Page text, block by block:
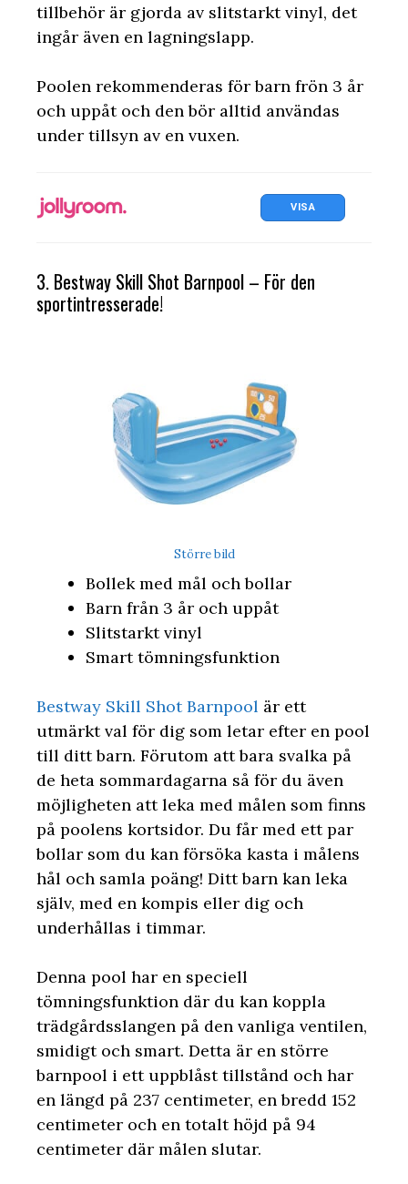
tillbehör är gjorda av slitstarkt vinyl, det
ingår även en lagningslapp.
Poolen rekommenderas för barn frön 3 år
och uppåt och den bör alltid användas
under tillsyn av en vuxen.
VISA
3. Bestway Skill Shot Barnpool – För den
sportintresserade!
Större bild
Bollek med mål och bollar
Barn från 3 år och uppåt
Slitstarkt vinyl
Smart tömningsfunktion
Bestway Skill Shot Barnpool är ett
utmärkt val för dig som letar efter en pool
till ditt barn. Förutom att bara svalka på
de heta sommardagarna så för du även
möjligheten att leka med målen som finns
på poolens kortsidor. Du får med ett par
bollar som du kan försöka kasta i målens
hål och samla poäng! Ditt barn kan leka
själv, med en kompis eller dig och
underhållas i timmar.
Denna pool har en speciell
tömningsfunktion där du kan koppla
trädgårdsslangen på den vanliga ventilen,
smidigt och smart. Detta är en större
barnpool i ett uppblåst tillstånd och har
en längd på 237 centimeter, en bredd 152
centimeter och en totalt höjd på 94
centimeter där målen slutar.